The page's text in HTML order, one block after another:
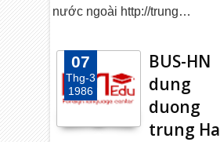
nước ngoài http://trung…
BUS-
dung
trung
07
Thg-3
1986